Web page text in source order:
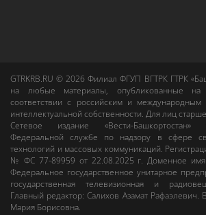
GTRKRB.RU © 2026Филиал ФГУП ВГТРК ГТРК
на любые материалы, опубликованные
соответствии с российским и международным
интеллектуальной собственности. Для лиц
Сетевое издание «Вести-Башкортостан»
Федеральной службе по надзору в сфере
технологий и массовых коммуникаций.
№ ФС 77-89959 от 22.08.2025 г. Доменное
Федеральное государственное унитарное
государственная телевизионная и
Главный редактор:Салихов Азамат Рафаэлевич.
Мария Борисовна.